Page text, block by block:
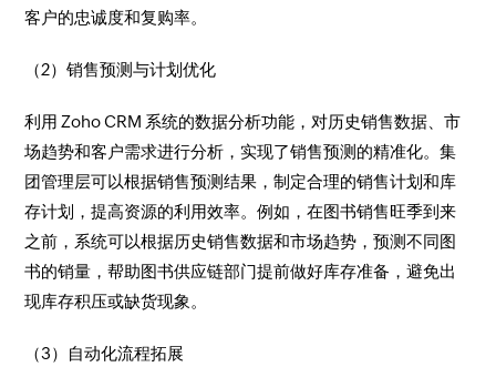
客户的忠诚度和复购率。​
（2）销售预测与计划优化​
利用 Zoho CRM 系统的数据分析功能，对历史销售数据、市
场趋势和客户需求进行分析，实现了销售预测的精准化。集
团管理层可以根据销售预测结果，制定合理的销售计划和库
存计划，提高资源的利用效率。例如，在图书销售旺季到来
之前，系统可以根据历史销售数据和市场趋势，预测不同图
书的销量，帮助图书供应链部门提前做好库存准备，避免出
现库存积压或缺货现象。​
（3）自动化流程拓展​